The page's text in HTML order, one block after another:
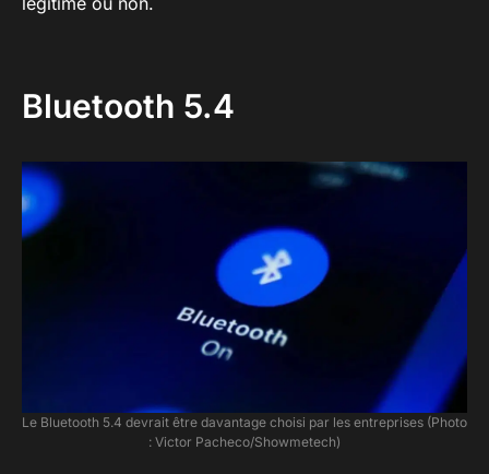
Bluetooth 5.4
Le Bluetooth 5.4 devrait être davantage choisi par les entreprises (Photo
: Victor Pacheco/Showmetech)